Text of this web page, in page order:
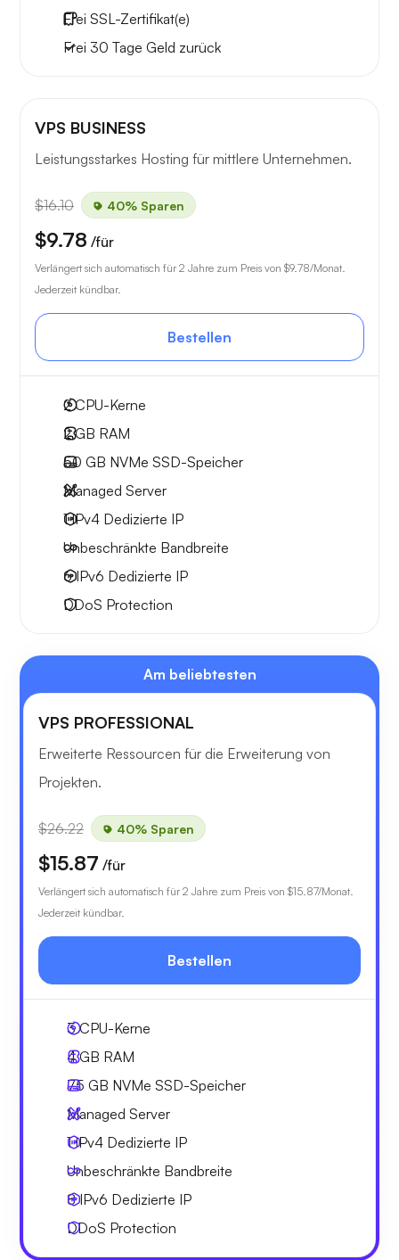
Frei SSL-Zertifikat(e)
Frei 30 Tage Geld zurück
VPS BUSINESS
Leistungsstarkes Hosting für mittlere Unternehmen.
$16.10 40% Sparen
$9.78 /für
Verlängert sich automatisch für 2 Jahre zum Preis von $9.78/Monat.
Jederzeit kündbar.
Bestellen
2CPU-Kerne
2 GB RAM
50 GB NVMe SSD-Speicher
Managed Server
1 IPv4 Dedizierte IP
Unbeschränkte Bandbreite
6 IPv6 Dedizierte IP
DDoS Protection
Am beliebtesten
VPS PROFESSIONAL
Erweiterte Ressourcen für die Erweiterung von
Projekten.
$26.22 40% Sparen
$15.87 /für
Verlängert sich automatisch für 2 Jahre zum Preis von $15.87/Monat.
Jederzeit kündbar.
Bestellen
3CPU-Kerne
4 GB RAM
75 GB NVMe SSD-Speicher
Managed Server
1 IPv4 Dedizierte IP
Unbeschränkte Bandbreite
8 IPv6 Dedizierte IP
DDoS Protection